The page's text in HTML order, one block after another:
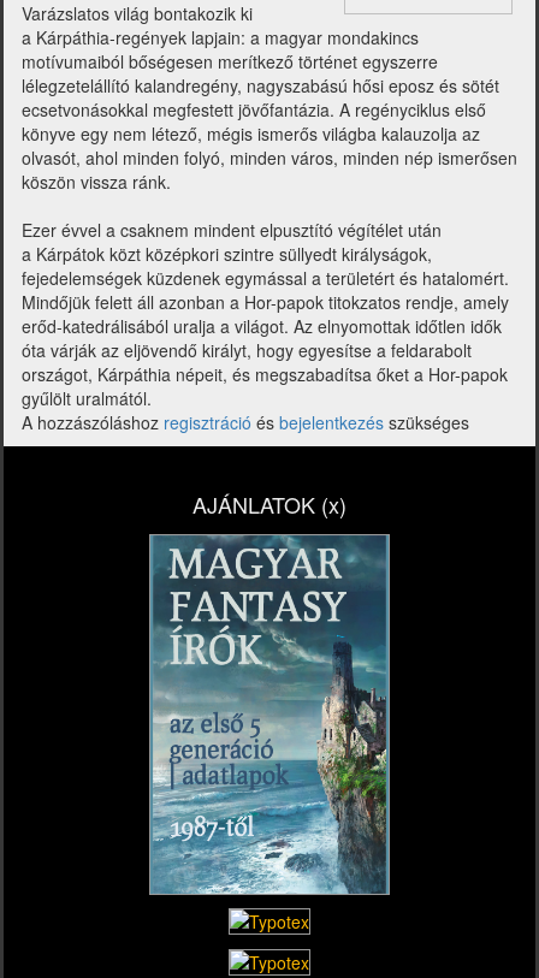
Varázslatos világ bontakozik ki
a Kárpáthia-regények lapjain: a magyar mondakincs
motívumaiból bőségesen merítkező történet egyszerre
lélegzetelállító kalandregény, nagyszabású hősi eposz és sötét
ecsetvonásokkal megfestett jövőfantázia. A regényciklus első
könyve egy nem létező, mégis ismerős világba kalauzolja az
olvasót, ahol minden folyó, minden város, minden nép ismerősen
köszön vissza ránk.
Ezer évvel a csaknem mindent elpusztító végítélet után
a Kárpátok közt középkori szintre süllyedt királyságok,
fejedelemségek küzdenek egymással a területért és hatalomért.
Mindőjük felett áll azonban a Hor-papok titokzatos rendje, amely
erőd-katedrálisából uralja a világot. Az elnyomottak időtlen idők
óta várják az eljövendő királyt, hogy egyesítse a feldarabolt
országot, Kárpáthia népeit, és megszabadítsa őket a Hor-papok
gyűlölt uralmától.
A hozzászóláshoz regisztráció és bejelentkezés szükséges
AJÁNLATOK (x)